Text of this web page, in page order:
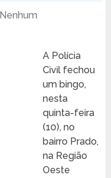
Nenhum
A Polícia
Civil fechou
um bingo,
nesta
quinta-feira
(10), no
bairro Prado,
na Região
Oeste